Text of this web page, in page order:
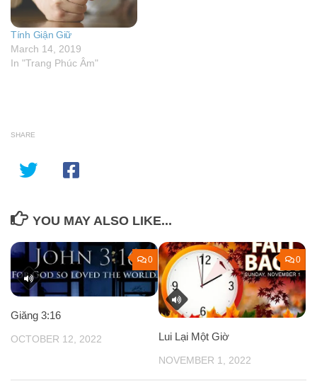
Tính Giận Giữ
March 14, 2019
In "Trang Phúc Âm"
SHARE
YOU MAY ALSO LIKE...
0
Giăng 3:16
OCTOBER 12, 2022
0
Lui Lại Một Giờ
NOVEMBER 1, 2022